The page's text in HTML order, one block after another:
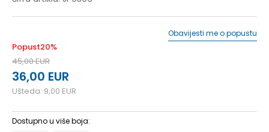
Popust20%
45,00EUR
36,00 EUR
Ušteda: 9,00 EUR
Obavijesti me o popustu
Dostupno u više boja: